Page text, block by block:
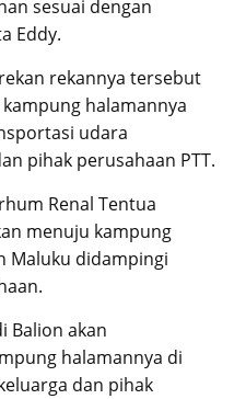
sesuai dengan
Eddy.
rekannya tersebut
halamannya
udara
pihak perusahaan PTT.
Renal Tentua
menuju kampung
Maluku didampingi
Balion akan
halamannya di
dan pihak